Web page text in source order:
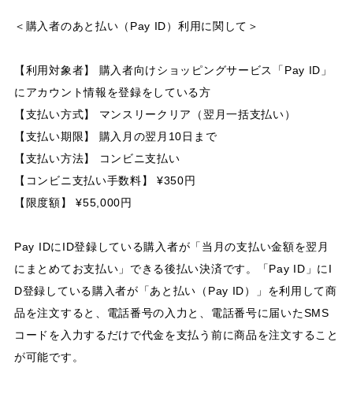
＜購入者のあと払い（Pay ID）利用に関して＞
【利用対象者】 購入者向けショッピングサービス「Pay ID」
にアカウント情報を登録をしている方
【支払い方式】 マンスリークリア（翌月一括支払い）
【支払い期限】 購入月の翌月10日まで
【支払い方法】 コンビニ支払い
【コンビニ支払い手数料】 ¥350円
【限度額】 ¥55,000円
Pay IDにID登録している購入者が「当月の支払い金額を翌月
にまとめてお支払い」できる後払い決済です。「Pay ID」にI
D登録している購入者が「あと払い（Pay ID）」を利用して商
品を注文すると、電話番号の入力と、電話番号に届いたSMS
コードを入力するだけで代金を支払う前に商品を注文すること
が可能です。